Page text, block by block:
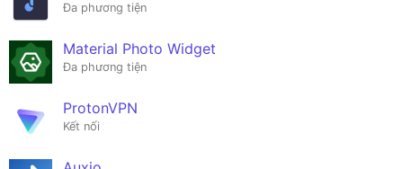
Đa phương tiện
Material Photo Widget
Đa phương tiện
ProtonVPN
Kết nối